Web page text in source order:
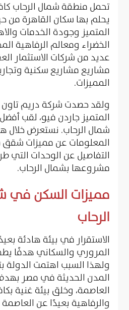
تحمل منطقة شمال الرحاب
يحلم بها سكان القاهرة من
المتميز وجودة الخدمات
الخضراء ومعالم الرفاهية
عديد من شركات الاستثمار
مشاريع مشاريع سكنية
المميزات.
ولقد حصدت شركة دريم
المتميز جاردن فيو، لقب
شمال الرحاب. نستعرض خلال
المعلومات عن مميزات شقق
التفاصيل عن الوحدات التي
مشروعها بشمال الرحاب.
مميزات السكن
الرحاب
الاستقرار في بيئة هادئة
المروري والسكاني هدفًا
ولهذا السبب اهتمت
المدن الحديثة في مصر
العاصمة، وخلق بيئة غنية
والرفاهية بعيدًا عن العاصمة